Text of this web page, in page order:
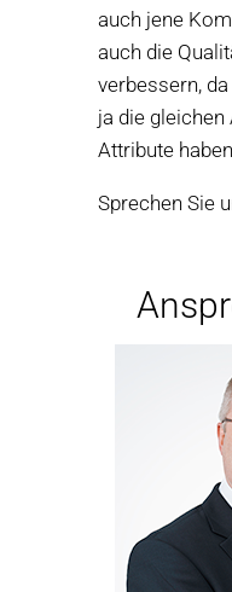
auch jene
auch die
verbessern,
ja die
Attribute
Sprechen Sie